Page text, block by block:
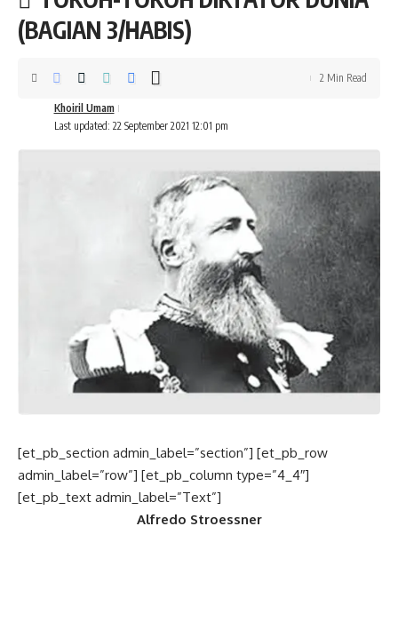
(BAGIAN 3/HABIS)
Last updated: 22 September 2021 12:01 pm
Khoiril Umam
2 Min Read
[et_pb_section admin_label=”section”] [et_pb_row
admin_label=”row”] [et_pb_column type=”4_4″]
[et_pb_text admin_label=”Text”]
Alfredo Stroessner